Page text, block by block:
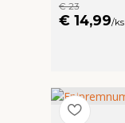
€ 23
€ 14,99/ks